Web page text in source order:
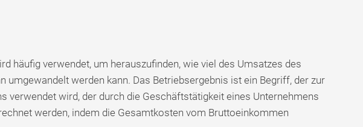
häufig verwendet, um herauszufinden, wie viel des Umsatzes des
umgewandelt werden kann. Das Betriebsergebnis ist ein Begriff, der zur
verwendet wird, der durch die Geschäftstätigkeit eines Unternehmens
werden, indem die Gesamtkosten vom Bruttoeinkommen